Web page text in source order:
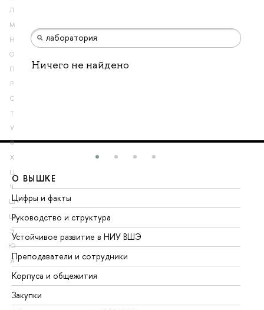
Л
М
Н
О
П
Р
С
Т
У
Ф
Х
Ц
Ч
Ш
Щ
Э
Ю
Я
Ничего не найдено
О ВЫШКЕ
Цифры и факты
Руководство и структура
Устойчивое развитие в НИУ ВШЭ
Преподаватели и сотрудники
Корпуса и общежития
Закупки